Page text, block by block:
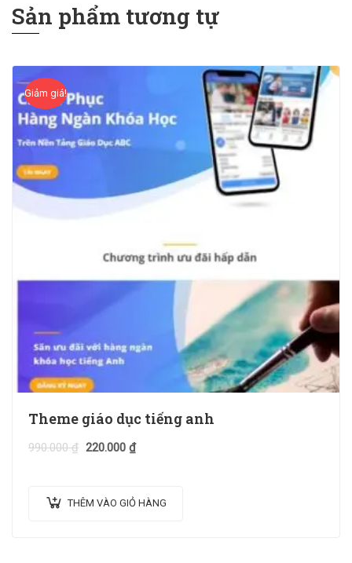
Sản phẩm tương tự
Giảm giá!
Theme giáo dục tiếng anh
990.000₫ 220.000 ₫
THÊM VÀO GIỎ HÀNG